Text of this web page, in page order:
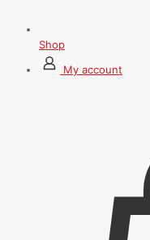
Shop
My account